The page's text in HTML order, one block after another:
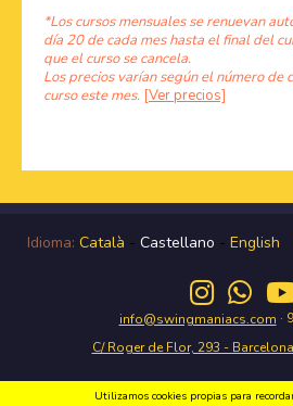
*Los cursos mensuales se renuevan
día 20 de cada mes hasta el final del
que el curso se cancela.
Los precios varían según el número de
curso este mes. [Ver precios]
Idioma: Català - Castellano - English
info@swingmaniacs.com ·
C/ Roger de Flor, 293 -
Utilizamos cookies propias para